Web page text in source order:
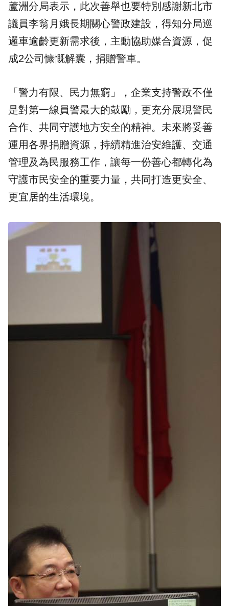
蘆洲分局表示，此次善舉也要特別感謝新北市
議員李翁月娥長期關心警政建設，得知分局巡
邏車逾齡更新需求後，主動協助媒合資源，促
成2公司慷慨解囊，捐贈警車。
「警力有限、民力無窮」，企業支持警政不僅
是對第一線員警最大的鼓勵，更充分展現警民
合作、共同守護地方安全的精神。未來將妥善
運用各界捐贈資源，持續精進治安維護、交通
管理及為民服務工作，讓每一份善心都轉化為
守護市民安全的重要力量，共同打造更安全、
更宜居的生活環境。